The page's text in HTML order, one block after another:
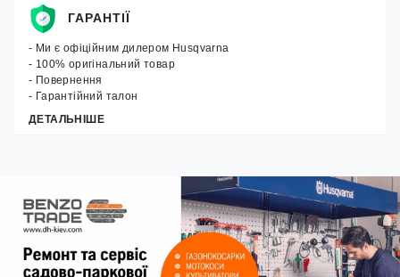
ГАРАНТІЇ
- Ми є офіційним дилером Husqvarna
- 100% оригінальний товар
- Повернення
- Гарантійний талон
ДЕТАЛЬНІШЕ